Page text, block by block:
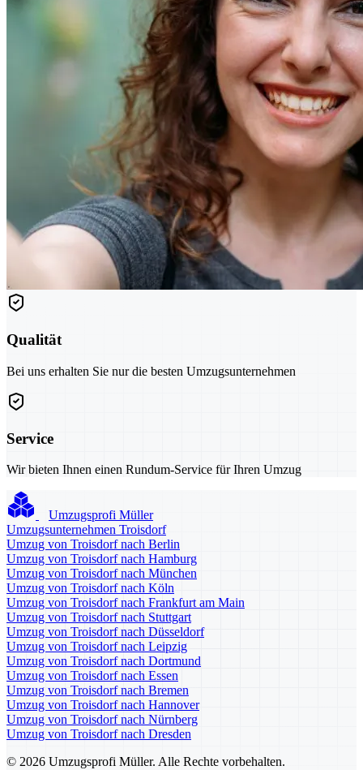
Qualität
Bei uns erhalten Sie nur die besten Umzugsunternehmen
Service
Wir bieten Ihnen einen Rundum-Service für Ihren Umzug
Umzugsprofi Müller
Umzugsunternehmen Troisdorf
Umzug von Troisdorf nach Berlin
Umzug von Troisdorf nach Hamburg
Umzug von Troisdorf nach München
Umzug von Troisdorf nach Köln
Umzug von Troisdorf nach Frankfurt am Main
Umzug von Troisdorf nach Stuttgart
Umzug von Troisdorf nach Düsseldorf
Umzug von Troisdorf nach Leipzig
Umzug von Troisdorf nach Dortmund
Umzug von Troisdorf nach Essen
Umzug von Troisdorf nach Bremen
Umzug von Troisdorf nach Hannover
Umzug von Troisdorf nach Nürnberg
Umzug von Troisdorf nach Dresden
© 2026 Umzugsprofi Müller. Alle Rechte vorbehalten.